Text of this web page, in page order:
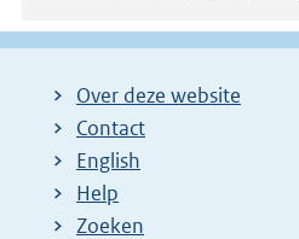
Over deze website
Contact
English
Help
Zoeken